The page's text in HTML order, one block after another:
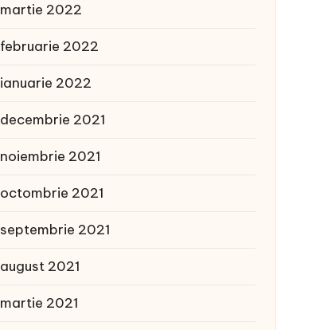
martie 2022
februarie 2022
ianuarie 2022
decembrie 2021
noiembrie 2021
octombrie 2021
septembrie 2021
august 2021
martie 2021